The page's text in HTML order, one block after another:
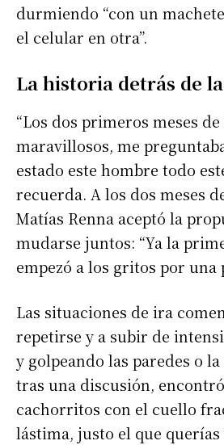
durmiendo “con un
el celular en otra”.
La historia detrás de
“Los dos primeros meses
maravillosos, me
estado este hombre todo
recuerda. A los dos meses
Matías Renna aceptó la
mudarse juntos: “Ya la
empezó a los gritos por una
Las situaciones de ira
repetirse y a subir de
y golpeando las paredes o
tras una discusión,
cachorritos con el cuello
lástima, justo el que querías